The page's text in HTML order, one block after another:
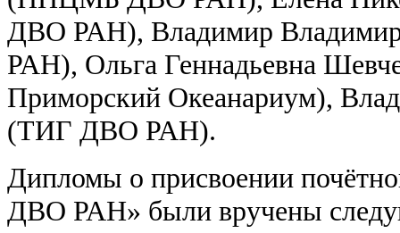
ДВО РАН), Владимир
РАН), Ольга Геннадьевна
Приморский Океанариум),
(ТИГ ДВО РАН).
Дипломы о присвоении
ДВО РАН» были вручены